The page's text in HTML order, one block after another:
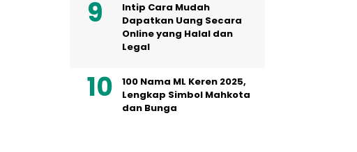
Intip Cara Mudah
Dapatkan Uang Secara
Online yang Halal dan
Legal
100 Nama ML Keren 2025,
Lengkap Simbol Mahkota
dan Bunga